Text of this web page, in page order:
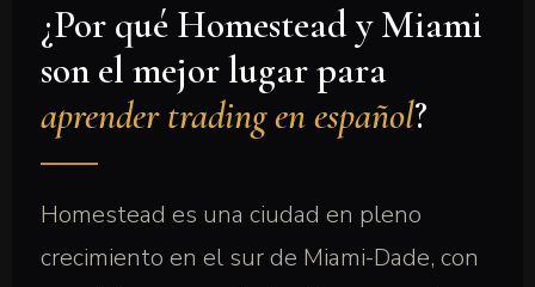
¿Por qué Homestead y Miami
son el mejor lugar para
aprender trading en español?
Homestead es una ciudad en pleno
crecimiento en el sur de Miami-Dade, con